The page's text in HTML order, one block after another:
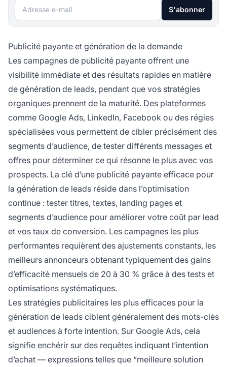
Adresse e-mail S'abonner
Publicité payante et génération de la demande
Les campagnes de publicité payante offrent une
visibilité immédiate et des résultats rapides en matière
de génération de leads, pendant que vos stratégies
organiques prennent de la maturité. Des plateformes
comme Google Ads, LinkedIn, Facebook ou des régies
spécialisées vous permettent de cibler précisément des
segments d’audience, de tester différents messages et
offres pour déterminer ce qui résonne le plus avec vos
prospects. La clé d’une publicité payante efficace pour
la génération de leads réside dans l’optimisation
continue : tester titres, textes, landing pages et
segments d’audience pour améliorer votre coût par lead
et vos taux de conversion. Les campagnes les plus
performantes requièrent des ajustements constants, les
meilleurs annonceurs obtenant typiquement des gains
d’efficacité mensuels de 20 à 30 % grâce à des tests et
optimisations systématiques.
Les stratégies publicitaires les plus efficaces pour la
génération de leads ciblent généralement des mots-clés
et audiences à forte intention. Sur Google Ads, cela
signifie enchérir sur des requêtes indiquant l’intention
d’achat — expressions telles que “meilleure solution